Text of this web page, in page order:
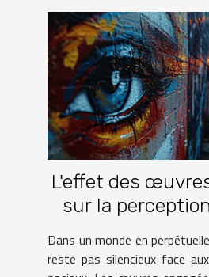
L'effet des
sur la
Dans un monde en
reste pas silencieux face